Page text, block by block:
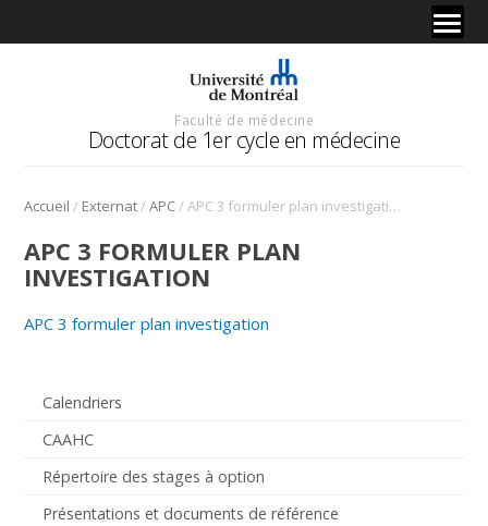
Faculté de médecine
Doctorat de 1er cycle en médecine
Accueil / Externat/APC/ APC 3 formuler plan investigation
Calendriers
CAAHC
Répertoire des stages à option
Présentations et documents de référence
APC 3 FORMULER PLAN
INVESTIGATION
APC 3 formuler plan investigation